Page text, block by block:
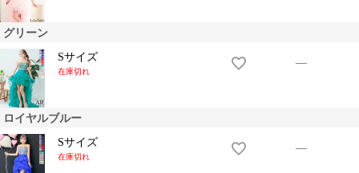
グリーン
Sサイズ
在庫切れ
—
ロイヤルブルー
Sサイズ
在庫切れ
—